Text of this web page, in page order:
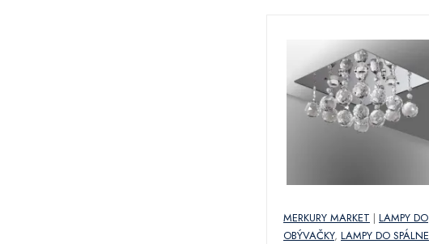
MERKURY MARKET | LAMPY DO
OBÝVAČKY, LAMPY DO SPÁLNE